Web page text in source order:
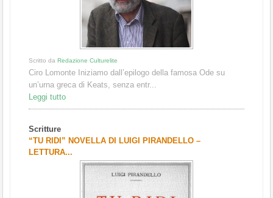
Scritto da Redazione Culturelite
Ciro Lomonte Iniziamo dall’epilogo della famosa Ode su
un’urna greca di Keats, senza entr...
Leggi tutto
Scritture
“TU RIDI” NOVELLA DI LUIGI PIRANDELLO –
LETTURA...